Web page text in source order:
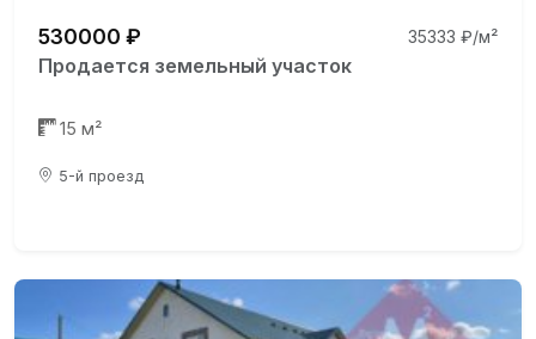
530000 ₽ 35333 ₽/м²
Продается земельный участок
15 м²
5-й проезд